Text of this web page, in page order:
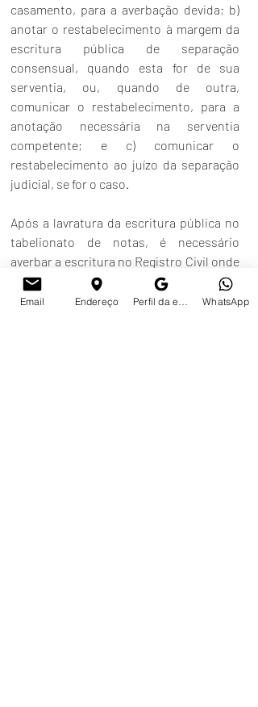
casamento, para a averbação devida; b)
anotar o restabelecimento à margem da
escritura pública de separação
consensual, quando esta for de sua
serventia, ou, quando de outra,
comunicar o restabelecimento, para a
anotação necessária na serventia
competente; e c) comunicar o
restabelecimento ao juízo da separação
judicial, se for o caso.
Após a lavratura da escritura pública no
tabelionato de notas, é necessário
averbar a escritura no Registro Civil onde
foi realizado o casamento. A averbação
somente poderá ser realizada, após a
Email Endereço WhatsApp